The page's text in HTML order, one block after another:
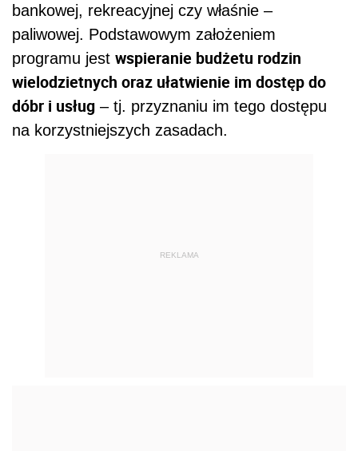
bankowej, rekreacyjnej czy właśnie –
paliwowej. Podstawowym założeniem
programu jest wspieranie budżetu rodzin
wielodzietnych oraz ułatwienie im dostęp do
dóbr i usług – tj. przyznaniu im tego dostępu
na korzystniejszych zasadach.
REKLAMA